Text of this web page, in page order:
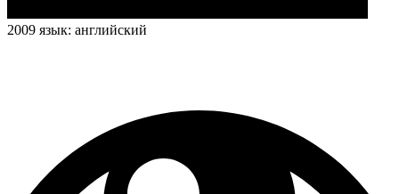
2009 язык: английский